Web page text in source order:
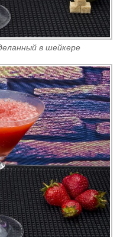
в шейкере